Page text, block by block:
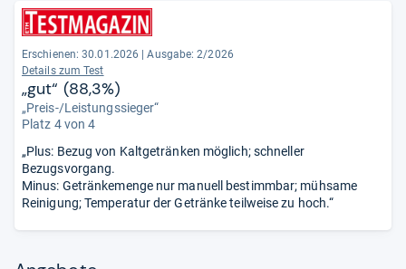
Erschienen:30.01.2026 | Ausgabe: 2/2026
Details zum Test
„gut“ (88,3%)
„Preis-/Leistungssieger“
Platz 4 von 4
„Plus: Bezug von Kaltgetränken möglich; schneller
Bezugsvorgang.
Minus: Getränkemenge nur manuell bestimmbar; mühsame
Reinigung; Temperatur der Getränke teilweise zu hoch.“